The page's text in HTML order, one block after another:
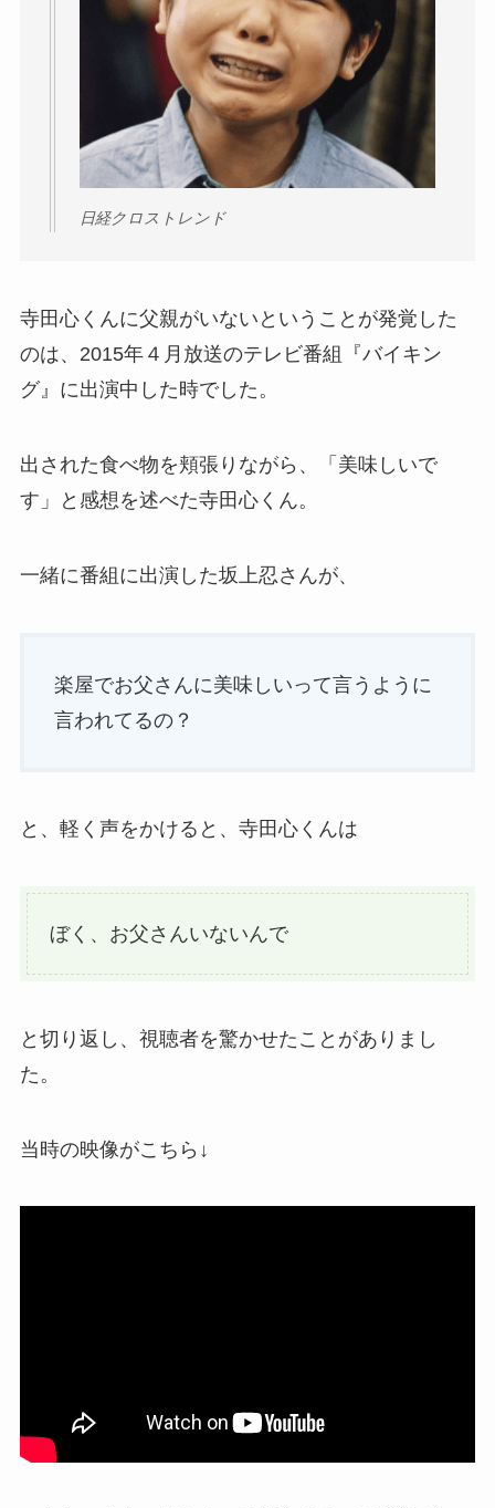
日経クロストレンド
寺田心くんに父親がいないということが発覚した
のは、2015年４月放送のテレビ番組『バイキン
グ』に出演中した時でした。
出された食べ物を頬張りながら、「美味しいで
す」と感想を述べた寺田心くん。
一緒に番組に出演した坂上忍さんが、
楽屋でお父さんに美味しいって言うように
言われてるの？
と、軽く声をかけると、寺田心くんは
ぼく、お父さんいないんで
と切り返し、視聴者を驚かせたことがありまし
た。
当時の映像がこちら↓